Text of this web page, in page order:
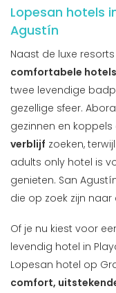
Lopesan hotels
Agustín
Naast de luxe
comfortabele hotels
twee levendige
gezellige sfeer.
gezinnen en koppels
verblijf zoeken,
adults only hotel is
genieten. San
die op zoek zijn
Of je nu kiest voor
levendig hotel in
Lopesan hotel op
comfort,